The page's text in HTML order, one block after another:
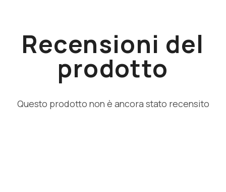
Recensioni del
prodotto
Questo prodotto non è ancora stato recensito